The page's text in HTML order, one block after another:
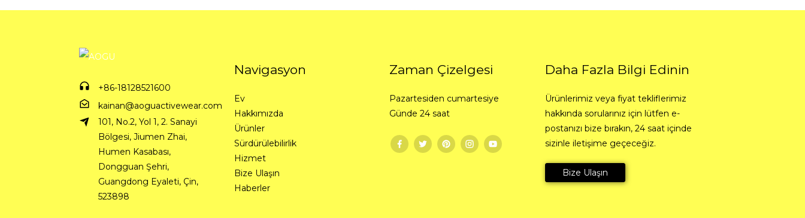
Nefes Alabilir Hızlı
Triko Kumaş Batik Kumaş Polar Havlu
+86-18128521600
kainan@aoguactivewear.com
101, No.2, Yol 1, 2. Sanayi
Bölgesi, Jiumen Zhai,
Humen Kasabası,
Dongguan Şehri,
Guangdong Eyaleti, Çin,
523898
Navigasyon
Ev
Hakkımızda
Ürünler
Sürdürülebilirlik
Hizmet
Bize Ulaşın
Haberler
Zaman Çizelgesi
Pazartesiden cumartesiye
Günde 24 saat
Daha Fazla Bilgi Edinin
Ürünlerimiz veya fiyat tekliflerimiz
hakkında sorularınız için lütfen e-
postanızı bize bırakın, 24 saat içinde
sizinle iletişime geçeceğiz.
Bize Ulaşın